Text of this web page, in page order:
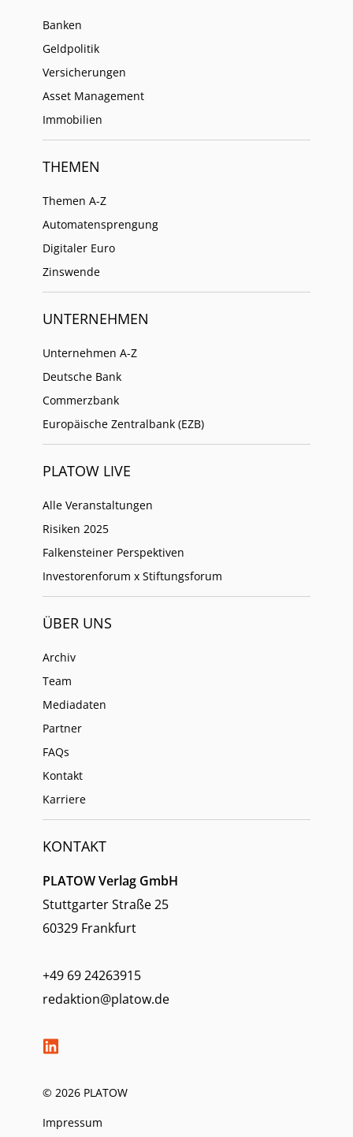
Banken
Geldpolitik
Versicherungen
Asset Management
Immobilien
THEMEN
Themen A-Z
Automatensprengung
Digitaler Euro
Zinswende
UNTERNEHMEN
Unternehmen A-Z
Deutsche Bank
Commerzbank
Europäische Zentralbank (EZB)
PLATOW LIVE
Alle Veranstaltungen
Risiken 2025
Falkensteiner Perspektiven
Investorenforum x Stiftungsforum
ÜBER UNS
Archiv
Team
Mediadaten
Partner
FAQs
Kontakt
Karriere
KONTAKT
PLATOW Verlag GmbH
Stuttgarter Straße 25
60329 Frankfurt
+49 69 24263915
redaktion@platow.de
© 2026 PLATOW
Impressum